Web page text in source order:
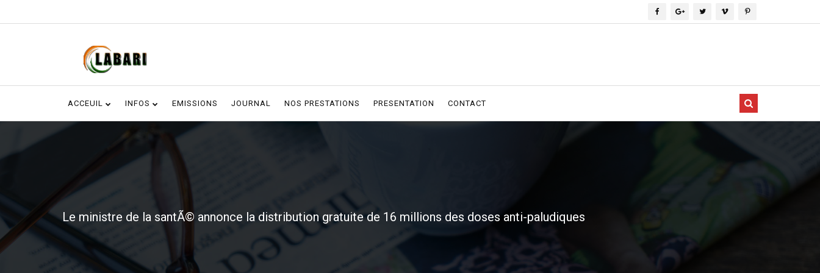
ACCEUIL INFOS EMISSIONS JOURNAL NOS PRESTATIONS PRESENTATION CONTACT
Le ministre de la santÃ© annonce la distribution gratuite de 16 millions des doses anti-paludiques